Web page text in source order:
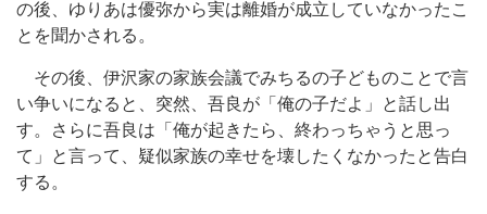
の後、ゆりあは優弥から実は離婚が成立していなかったこ
とを聞かされる。
その後、伊沢家の家族会議でみちるの子どものことで言
い争いになると、突然、吾良が「俺の子だよ」と話し出
す。さらに吾良は「俺が起きたら、終わっちゃうと思っ
て」と言って、疑似家族の幸せを壊したくなかったと告白
する。